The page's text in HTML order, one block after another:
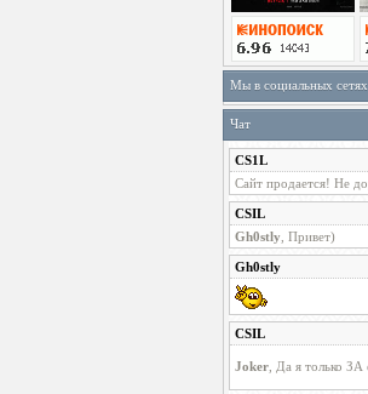
Мы в социальных сетях
Чат